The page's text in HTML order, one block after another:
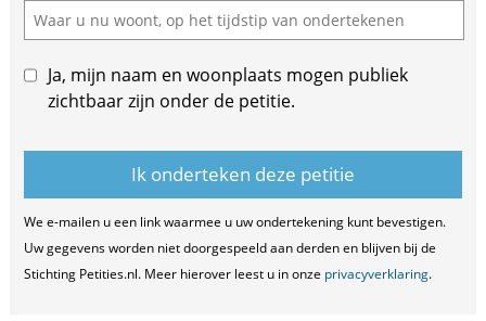
Ja, mijn naam en woonplaats mogen publiek
zichtbaar zijn onder de petitie.
We e-mailen u een link waarmee u uw ondertekening kunt bevestigen.
Uw gegevens worden niet doorgespeeld aan derden en blijven bij de
Stichting Petities.nl. Meer hierover leest u in onze privacyverklaring.